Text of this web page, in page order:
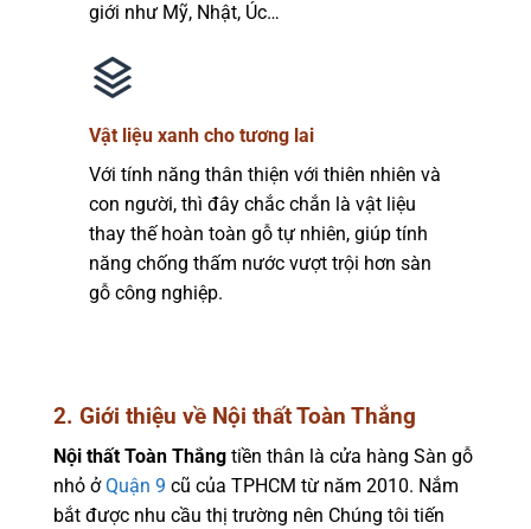
giới như Mỹ, Nhật, Úc…
Vật liệu xanh cho tương lai
Với tính năng thân thiện với thiên nhiên và
con người, thì đây chắc chắn là vật liệu
thay thế hoàn toàn gỗ tự nhiên, giúp tính
năng chống thấm nước vượt trội hơn sàn
gỗ công nghiệp.
2. Giới thiệu về Nội thất Toàn Thắng
Nội thất Toàn Thắng tiền thân là cửa hàng Sàn gỗ
nhỏ ởQuận 9 cũ của TPHCM từ năm 2010. Nắm
bắt được nhu cầu thị trường nên Chúng tôi tiến